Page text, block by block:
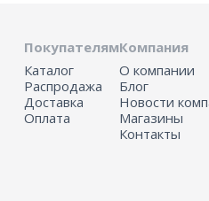
Покупателям
Каталог
Распродажа
Доставка
Оплата
Компания
О компании
Блог
Новости
Магазины
Контакты